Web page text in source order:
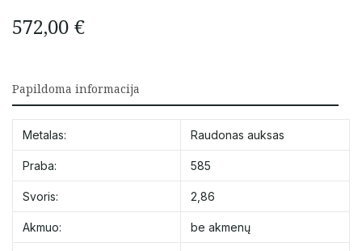
572,00 €
Papildoma informacija
Metalas: Raudonas auksas
Praba: 585
Svoris: 2,86
Akmuo: be akmenų